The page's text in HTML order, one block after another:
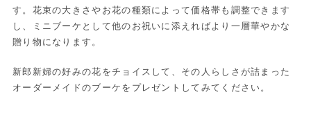
す。花束の大きさやお花の種類によって価格帯も調整できます
し、ミニブーケとして他のお祝いに添えればより一層華やかな
贈り物になります。
新郎新婦の好みの花をチョイスして、その人らしさが詰まった
オーダーメイドのブーケをプレゼントしてみてください。